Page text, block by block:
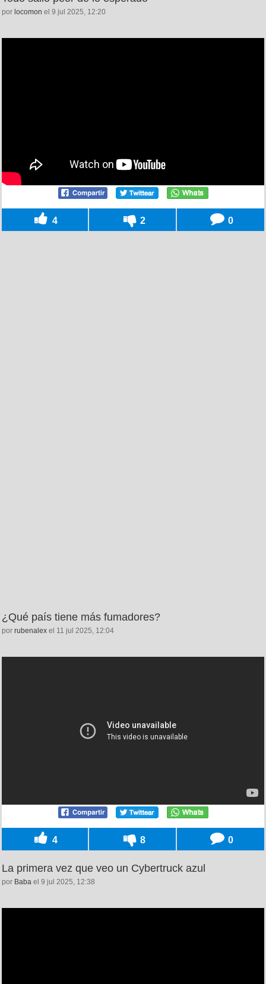
por locomon el 9 jul 2025, 12:20
4 2 0
¿Qué país tiene más fumadores?
por rubenalex el 11 jul 2025, 12:04
4 8 0
La primera vez que veo un Cybertruck azul
por Baba el 9 jul 2025, 12:38